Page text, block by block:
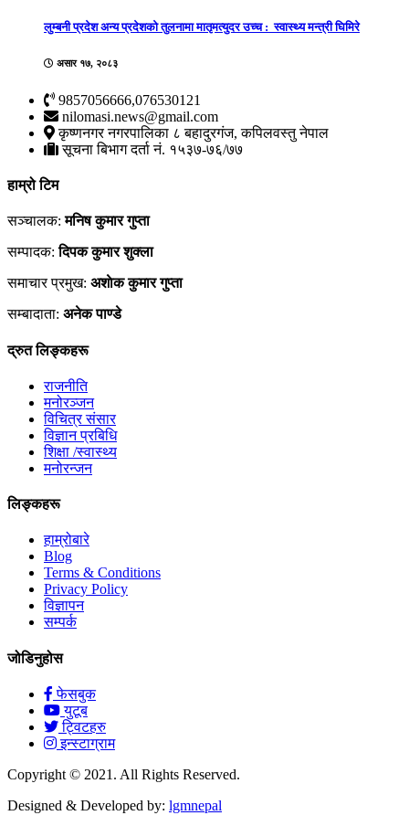
लुम्बनी प्रदेश अन्य प्रदेशको तुलनामा मातृमत्युदर उच्च : स्वास्थ्य मन्त्री घिमिरे
असार १७, २०८३
9857056666,076530121
nilomasi.news@gmail.com
कृष्णनगर नगरपालिका ८ बहादुरगंज, कपिलवस्तु नेपाल
सूचना बिभाग दर्ता नं. १५३७-७६/७७
हाम्रो टिम
सञ्चालक:मनिष कुमार गुप्ता
सम्पादक:दिपक कुमार शुक्ला
समाचार प्रमुख: अशाेक कुमार गुप्ता
सम्बादाता: अनेक पाण्डे
द्रुत लिङ्कहरू
राजनीति
मनोरञ्जन
विचित्र संसार
विज्ञान प्रबिधि
शिक्षा /स्वास्थ्य
मनोरन्जन
लिङ्कहरू
हाम्रोबारे
Blog
Terms & Conditions
Privacy Policy
विज्ञापन
सम्पर्क
जोडिनुहोस
फेसबुक
युटूब
ट्विटहरु
इन्स्टाग्राम
Copyright © 2021. All Rights Reserved.
Designed & Developed by: lgmnepal